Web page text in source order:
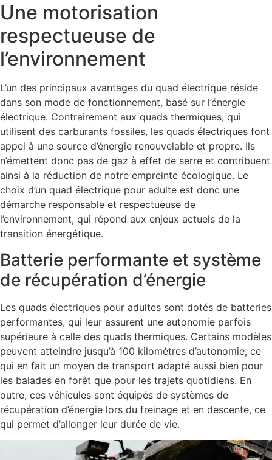
Une motorisation
respectueuse de
l’environnement
L’un des principaux avantages du quad électrique réside
dans son mode de fonctionnement, basé sur l’énergie
électrique. Contrairement aux quads thermiques, qui
utilisent des carburants fossiles, les quads électriques font
appel à une source d’énergie renouvelable et propre. Ils
n’émettent donc pas de gaz à effet de serre et contribuent
ainsi à la réduction de notre empreinte écologique. Le
choix d’un quad électrique pour adulte est donc une
démarche responsable et respectueuse de
l’environnement, qui répond aux enjeux actuels de la
transition énergétique.
Batterie performante et système
de récupération d’énergie
Les quads électriques pour adultes sont dotés de batteries
performantes, qui leur assurent une autonomie parfois
supérieure à celle des quads thermiques. Certains modèles
peuvent atteindre jusqu’à 100 kilomètres d’autonomie, ce
qui en fait un moyen de transport adapté aussi bien pour
les balades en forêt que pour les trajets quotidiens. En
outre, ces véhicules sont équipés de systèmes de
récupération d’énergie lors du freinage et en descente, ce
qui permet d’allonger leur durée de vie.